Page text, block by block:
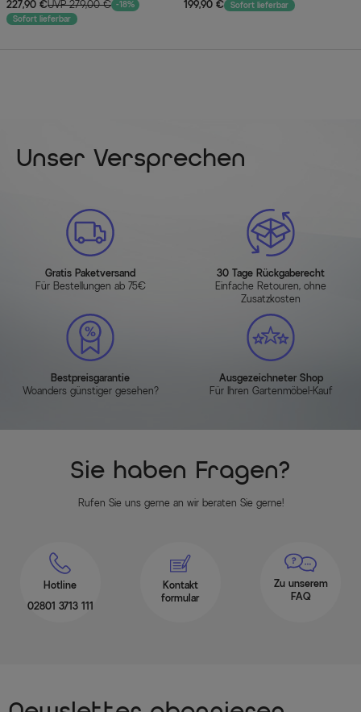
227,90 €UVP 279,00 € -18%
Sofort lieferbar
199,90 € Sofort lieferbar
Unser Versprechen
Gratis Paketversand
Für Bestellungen ab 75€
30 Tage Rückgaberecht
Einfache Retouren, ohne
Zusatzkosten
Bestpreisgarantie
Woanders günstiger gesehen?
Ausgezeichneter Shop
Für Ihren Gartenmöbel-Kauf
Sie haben Fragen?
Rufen Sie uns gerne an wir beraten Sie gerne!
Hotline
02801 3713 111
Kontakt
formular
Zu unserem
FAQ